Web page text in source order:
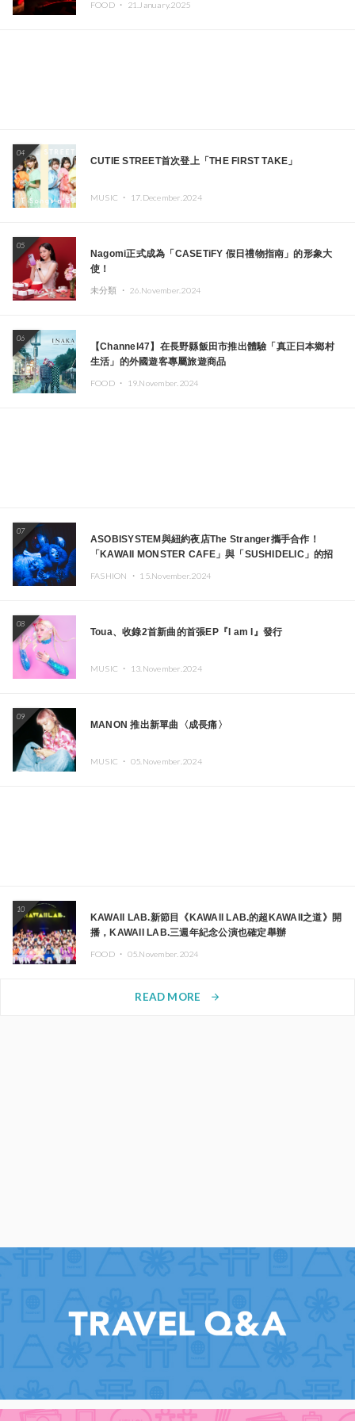
本頂尖DJ及創作者齊聚一堂
FOOD ・ 21.January.2025
04
CUTIE STREET首次登上「THE FIRST TAKE」
MUSIC ・ 17.December.2024
05
Nagomi正式成為「CASETiFY 假日禮物指南」的形象大
使！
未分類 ・ 26.November.2024
06
【Channel47】在長野縣飯田市推出體驗「真正日本鄉村
生活」的外國遊客專屬旅遊商品
FOOD ・ 19.November.2024
07
ASOBISYSTEM與紐約夜店The Stranger攜手合作！
「KAWAII MONSTER CAFE」與「SUSHIDELIC」的招
FASHION ・ 15.November.2024
08
Toua、收錄2首新曲的首張EP『I am I』發行
MUSIC ・ 13.November.2024
09
MANON 推出新單曲〈成長痛〉
MUSIC ・ 05.November.2024
10
KAWAII LAB.新節目《KAWAII LAB.的超KAWAII之道》開
播，KAWAII LAB.三週年紀念公演也確定舉辦
FOOD ・ 05.November.2024
READ MORE arrow_forward